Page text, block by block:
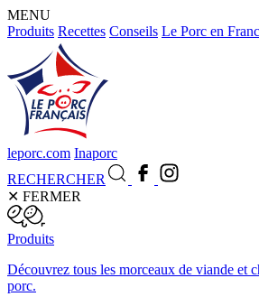
MENU
Produits Recettes Conseils Le Porc en
leporc.com Inaporc
RECHERCHER
✕ FERMER
Produits
Découvrez tous les morceaux de viande et
porc.